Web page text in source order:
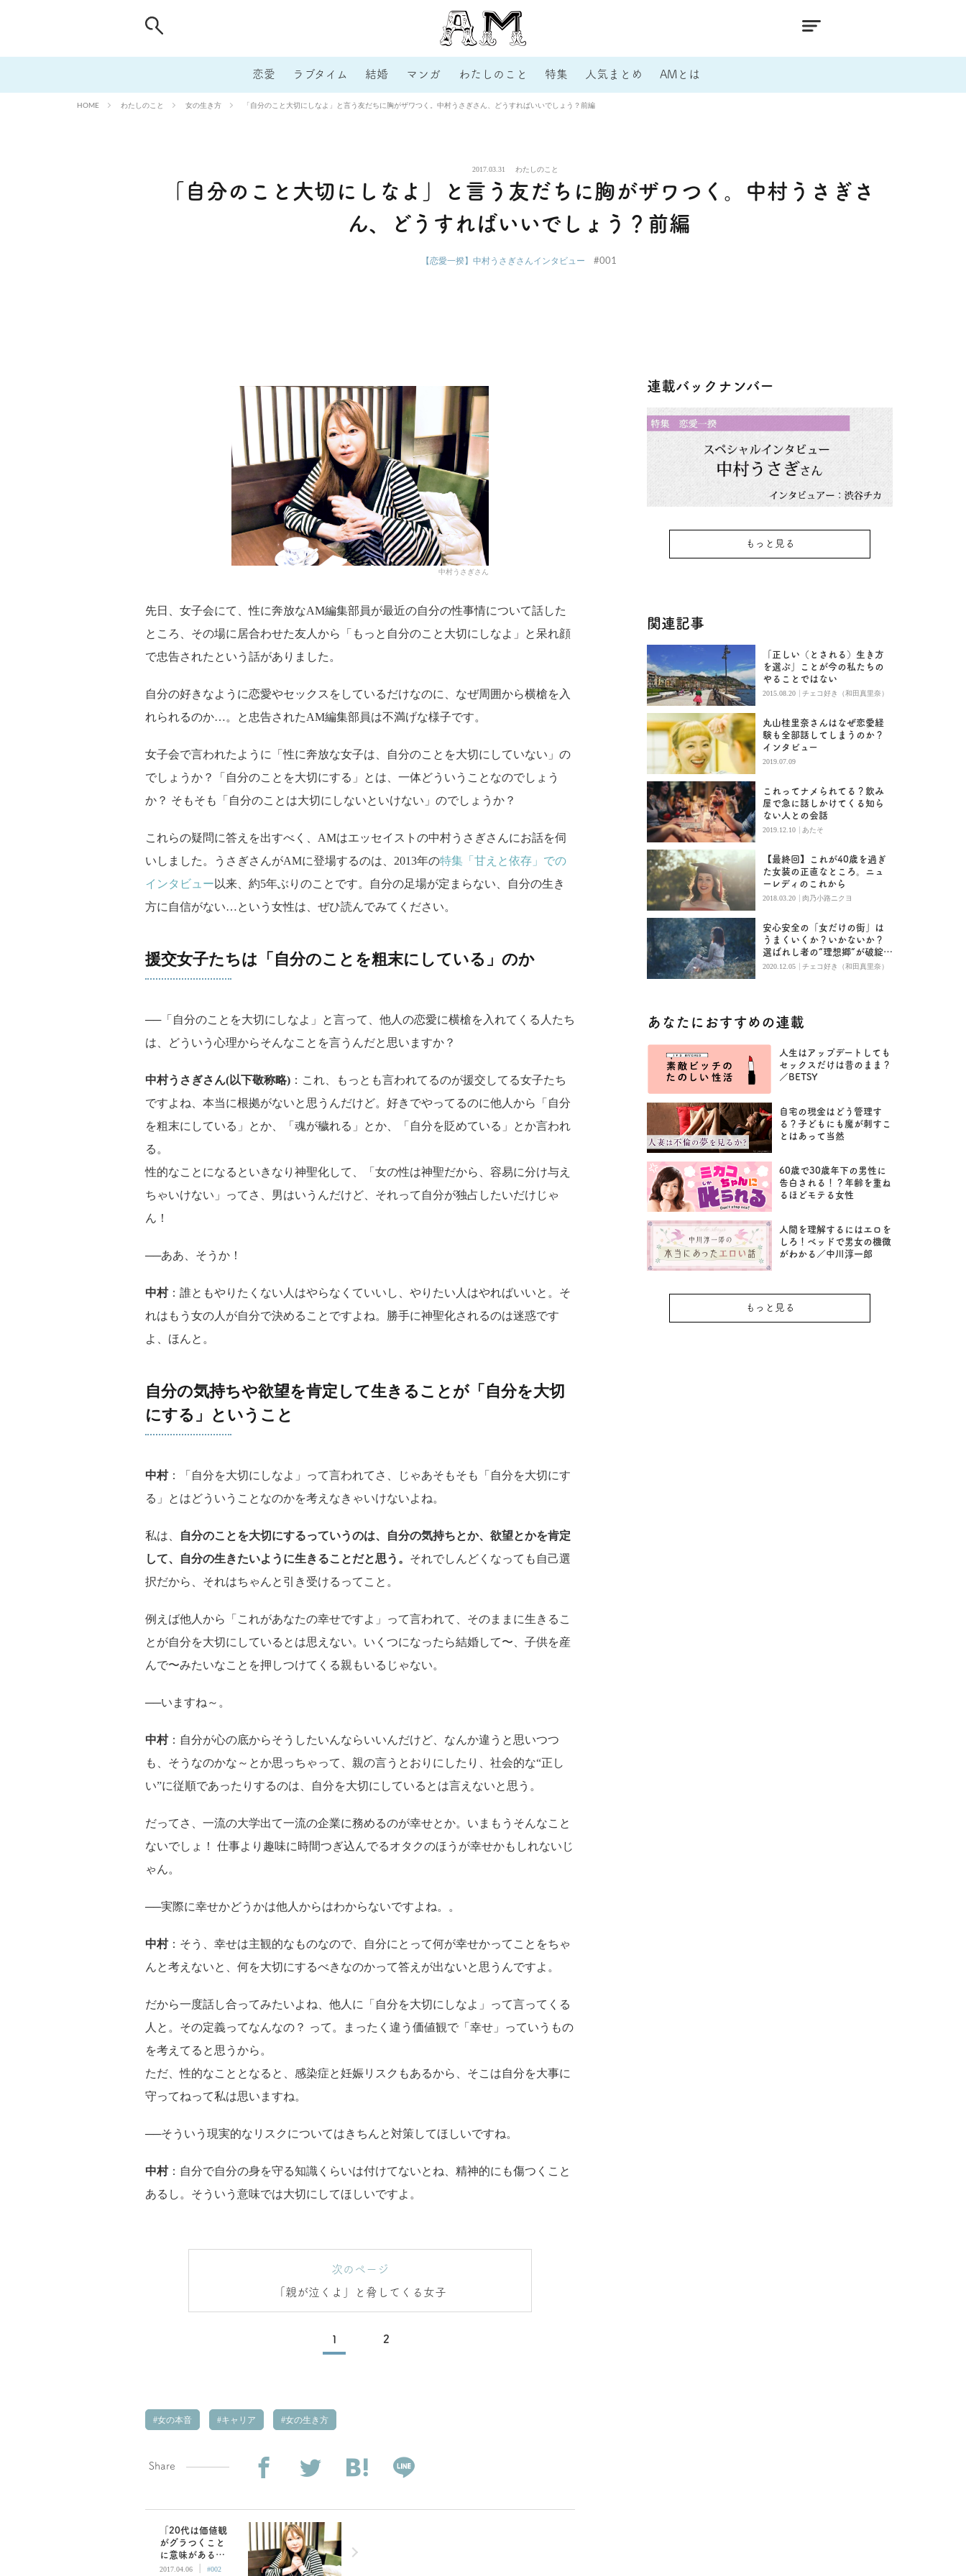
恋愛 ラブタイム 結婚 マンガ わたしのこと 特集 人気まとめ AMとは
HOME わたしのこと 女の生き方 「自分のこと大切にしなよ」と言う友だちに胸がザワつく。中村うさぎさん、どうすればいいでしょう？前編
2017.03.31 わたしのこと
「自分のこと大切にしなよ」と言う友だちに胸がザワつく。中村うさぎさ
ん、どうすればいいでしょう？前編
【恋愛一揆】中村うさぎさんインタビュー #001
中村うさぎさん
先日、女子会にて、性に奔放なAM編集部員が最近の自分の性事情について話した
ところ、その場に居合わせた友人から「もっと自分のこと大切にしなよ」と呆れ顔
で忠告されたという話がありました。
自分の好きなように恋愛やセックスをしているだけなのに、なぜ周囲から横槍を入
れられるのか…。と忠告されたAM編集部員は不満げな様子です。
女子会で言われたように「性に奔放な女子は、自分のことを大切にしていない」の
でしょうか？「自分のことを大切にする」とは、一体どういうことなのでしょう
か？ そもそも「自分のことは大切にしないといけない」のでしょうか？
これらの疑問に答えを出すべく、AMはエッセイストの中村うさぎさんにお話を伺
いしました。うさぎさんがAMに登場するのは、2013年の特集「甘えと依存」での
インタビュー以来、約5年ぶりのことです。自分の足場が定まらない、自分の生き
方に自信がない…という女性は、ぜひ読んでみてください。
援交女子たちは「自分のことを粗末にしている」のか
──「自分のことを大切にしなよ」と言って、他人の恋愛に横槍を入れてくる人たち
は、どういう心理からそんなことを言うんだと思いますか？
中村うさぎさん(以下敬称略) ：これ、もっとも言われてるのが援交してる女子たち
ですよね、本当に根拠がないと思うんだけど。好きでやってるのに他人から「自分
を粗末にしている」とか、「魂が穢れる」とか、「自分を貶めている」とか言われ
る。
性的なことになるといきなり神聖化して、「女の性は神聖だから、容易に分け与え
ちゃいけない」ってさ、男はいうんだけど、それって自分が独占したいだけじゃ
ん！
──ああ、そうか！
中村：誰ともやりたくない人はやらなくていいし、やりたい人はやればいいと。そ
れはもう女の人が自分で決めることですよね。勝手に神聖化されるのは迷惑です
よ、ほんと。
自分の気持ちや欲望を肯定して生きることが「自分を大切
にする」ということ
中村：「自分を大切にしなよ」って言われてさ、じゃあそもそも「自分を大切にす
る」とはどういうことなのかを考えなきゃいけないよね。
私は、
自分のことを大切にするっていうのは、自分の気持ちとか、欲望とかを肯定
して、自分の生きたいように生きることだと思う。 それでしんどくなっても自己選
択だから、それはちゃんと引き受けるってこと。
例えば他人から「これがあなたの幸せですよ」って言われて、そのままに生きるこ
とが自分を大切にしているとは思えない。いくつになったら結婚して〜、子供を産
んで〜みたいなことを押しつけてくる親もいるじゃない。
──いますね～。
中村：自分が心の底からそうしたいんならいいんだけど、なんか違うと思いつつ
も、そうなのかな～とか思っちゃって、親の言うとおりにしたり、社会的な“正し
い”に従順であったりするのは、自分を大切にしているとは言えないと思う。
だってさ、一流の大学出て一流の企業に務めるのが幸せとか。いまもうそんなこと
ないでしょ！ 仕事より趣味に時間つぎ込んでるオタクのほうが幸せかもしれないじ
ゃん。
──実際に幸せかどうかは他人からはわからないですよね。。
中村：そう、幸せは主観的なものなので、自分にとって何が幸せかってことをちゃ
んと考えないと、何を大切にするべきなのかって答えが出ないと思うんですよ。
だから一度話し合ってみたいよね、他人に「自分を大切にしなよ」って言ってくる
人と。その定義ってなんなの？ って。まったく違う価値観で「幸せ」っていうもの
を考えてると思うから。
ただ、性的なこととなると、感染症と妊娠リスクもあるから、そこは自分を大事に
守ってねって私は思いますね。
──そういう現実的なリスクについてはきちんと対策してほしいですね。
中村：自分で自分の身を守る知識くらいは付けてないとね、精神的にも傷つくこと
あるし。そういう意味では大切にしてほしいですよ。
次のページ
「親が泣くよ」と脅してくる女子
1 2
女の本音 キャリア 女の生き方
Share
「20代は価値観
がグラつくこと
に意味がある。
他人の余計な一
2017.04.06 | #002
連載バックナンバー
もっと見る
関連記事
「正しい（とされる）生き方
を選ぶ」ことが今の私たちの
やることではない
2015.08.20 | チェコ好き（和田真里奈）
丸山桂里奈さんはなぜ恋愛経
験も全部話してしまうのか？
インタビュー
2019.07.09
これってナメられてる？飲み
屋で急に話しかけてくる知ら
ない人との会話
2019.12.10 | あたそ
【最終回】これが40歳を過ぎ
た女装の正直なところ。ニュ
ーレディのこれから
2018.03.20 | 肉乃小路ニクヨ
安心安全の「女だけの街」は
うまくいくか？いかないか？
選ばれし者の“理想郷”が破綻す
るとき
2020.12.05 | チェコ好き（和田真里奈）
あなたにおすすめの連載
人生はアップデートしても
セックスだけは昔のまま？
／BETSY
自宅の現金はどう管理す
る？子どもにも魔が刺すこ
とはあって当然
60歳で30歳年下の男性に
告白される！？年齢を重ね
るほどモテる女性
人間を理解するにはエロを
しろ！ベッドで男女の機微
がわかる／中川淳一郎
もっと見る